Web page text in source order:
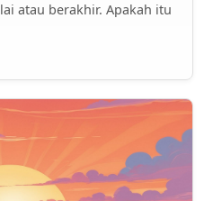
atau berakhir. Apakah itu